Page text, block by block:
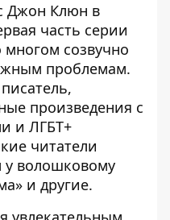
Джон Клюн в
часть серии
многом созвучно
проблемам.
произведения с
и ЛГБТ+
читатели
у волошковому
и другие.